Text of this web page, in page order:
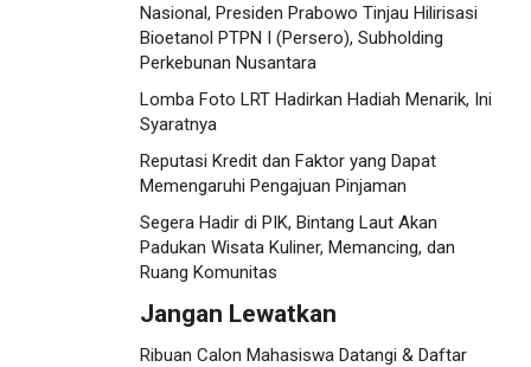
Nasional, Presiden Prabowo Tinjau Hilirisasi
Bioetanol PTPN I (Persero), Subholding
Perkebunan Nusantara
Lomba Foto LRT Hadirkan Hadiah Menarik, Ini
Syaratnya
Reputasi Kredit dan Faktor yang Dapat
Memengaruhi Pengajuan Pinjaman
Segera Hadir di PIK, Bintang Laut Akan
Padukan Wisata Kuliner, Memancing, dan
Ruang Komunitas
Jangan Lewatkan
Ribuan Calon Mahasiswa Datangi & Daftar